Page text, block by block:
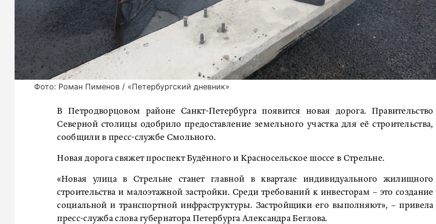
Фото: Роман Пименов / «Петербургский дневник»
В Петродворцовом районе Санкт-Петербурга появится новая дорога. Правительство
Северной столицы одобрило предоставление земельного участка для её строительства,
сообщили в пресс-службе Смольного.
Новая дорога свяжет проспект Будённого и Красносельское шоссе в Стрельне.
«Новая улица в Стрельне станет главной в квартале индивидуального жилищного
строительства и малоэтажной застройки. Среди требований к инвесторам – это создание
социальной и транспортной инфраструктуры. Застройщики его выполняют», – привела
пресс-служба слова губернатора Петербурга Александра Беглова.